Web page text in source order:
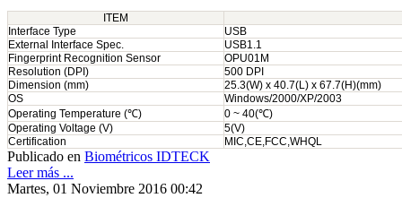
ITEM
Interface Type
USB
External Interface Spec.
USB1.1
Fingerprint Recognition Sensor
OPU01M
Resolution (DPI)
500 DPI
Dimension (mm)
25.3(W) x 40.7(L) x 67.7(H)(mm)
OS
Windows/2000/XP/2003
Operating Temperature (℃)
0 ~ 40(℃)
Operating Voltage (V)
5(V)
Certification
MIC,CE,FCC,WHQL
Publicado en Biométricos IDTECK
Leer más ...
Martes, 01 Noviembre 2016 00:42